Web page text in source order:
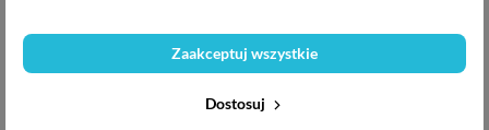
Dostosuj
Zaakceptuj wszystkie